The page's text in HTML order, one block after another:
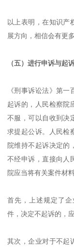
以上表明 ，在知识产
展方向，相信会有更
（五）进行申诉与起
《刑事诉讼法》第一
起诉的，人民检察院
不服，可以自收到决
求提起公诉。人民检
院维持不起诉决定的
不经申诉，直接向人
院应当将有关案件材
首先，上述规定了
件，决定不起诉的，
其次，企业对于不起